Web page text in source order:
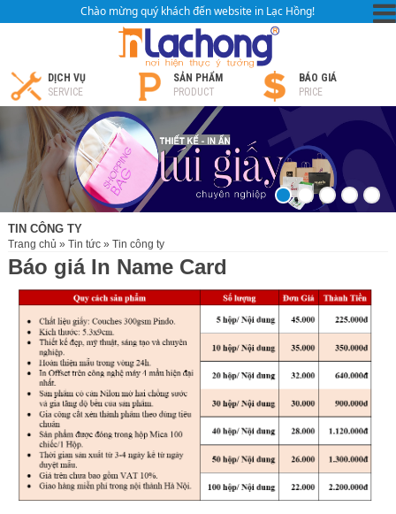
Chào mừng quý khách đến website in Lạc Hồng!
DỊCH VỤ
SERVICE
SẢN PHẨM
PRODUCT
BÁO GIÁ
PRICE
TIN CÔNG TY
Trang chủ » Tin tức » Tin công ty
Báo giá In Name Card